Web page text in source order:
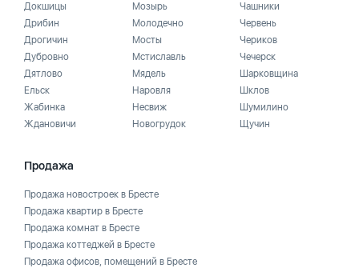
Докшицы
Дрибин
Дрогичин
Дубровно
Дятлово
Ельск
Жабинка
Ждановичи
Мозырь
Молодечно
Мосты
Мстиславль
Мядель
Наровля
Несвиж
Новогрудок
Чашники
Червень
Чериков
Чечерск
Шарковщина
Шклов
Шумилино
Щучин
Продажа
Продажа новостроек в Бресте
Продажа квартир в Бресте
Продажа комнат в Бресте
Продажа коттеджей в Бресте
Продажа офисов, помещений в Бресте